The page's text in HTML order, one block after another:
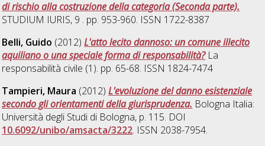
di rischio alla costruzione della categoria (Seconda parte).
STUDIUM IURIS, 9 . pp. 953-960. ISSN 1722-8387
Belli, Guido (2012)L'atto lecito dannoso: un comune illecito
aquiliano o una speciale forma di responsabilità?La
responsabilità civile (1). pp. 65-68. ISSN 1824-7474
Tampieri, Maura (2012)L'evoluzione del danno esistenziale
secondo gli orientamenti della giurisprudenza. Bologna Italia:
Università degli Studi di Bologna, p. 115. DOI
10.6092/unibo/amsacta/3222. ISSN 2038-7954.